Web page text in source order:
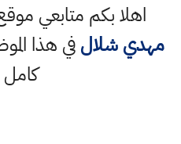
اهلا بكم متابعي
مهدي شلالفي هذا